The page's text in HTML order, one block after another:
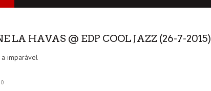
LA HAVAS @ EDP COOL JAZZ (26-7-2015)
a imparável